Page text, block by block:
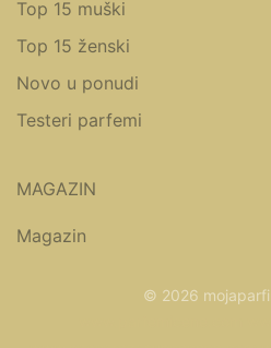
Top 15 muški
Top 15 ženski
Novo u ponudi
Testeri parfemi
MAGAZIN
Magazin
© 2026